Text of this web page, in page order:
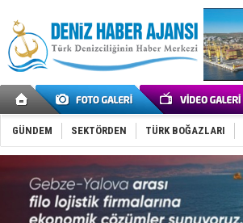
GÜNDEM SEKTÖRDEN TÜRK BOĞAZLARI